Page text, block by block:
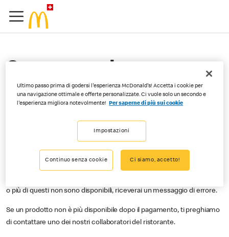
Order&Pay, ho pagato un
prodotto che non è più
disponibile?
o più di questi non sono disponibili, riceverai un messaggio di errore.
Se un prodotto non è più disponibile dopo il pagamento, ti preghiamo
di contattare uno dei nostri collaboratori del ristorante.
Ultimo passo prima di godersi l'esperienza McDonald's! Accetta i cookie per
una navigazione ottimale e offerte personalizzate. Ci vuole solo un secondo e
l'esperienza migliora notevolmente! Per saperne di più sui cookie
Impostazioni
Continuo senza cookie Ci siamo, accetto!